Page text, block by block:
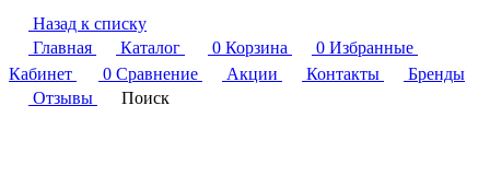
Назад к списку
Главная
Каталог 0 Корзина 0 Избранные
Кабинет
0 Сравнение Акции Контакты
Бренды
Отзывы
Поиск